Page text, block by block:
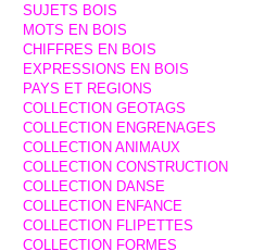
SUJETS BOIS
MOTS EN BOIS
CHIFFRES EN BOIS
EXPRESSIONS EN BOIS
PAYS ET REGIONS
COLLECTION GEOTAGS
COLLECTION ENGRENAGES
COLLECTION ANIMAUX
COLLECTION CONSTRUCTION
COLLECTION DANSE
COLLECTION ENFANCE
COLLECTION FLIPETTES
COLLECTION FORMES